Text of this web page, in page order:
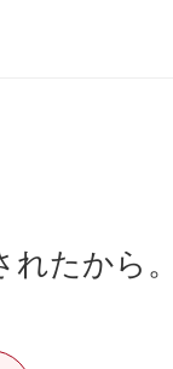
れたから